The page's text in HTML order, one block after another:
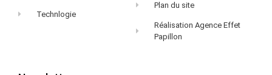
Technlogie
Plan du site
Réalisation Agence Effet
Papillon